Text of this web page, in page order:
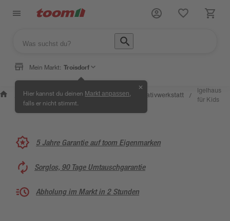
Mein Markt: Troisdorf
Hier kannst du deinen Markt anpassen
falls er nicht stimmt.
✕
Wissen &
Service
/
Selbermachen &
Ratgeber
/ Kreativwerkstatt /
Igelhaus
für Kids
5 Jahre Garantie auf toom Eigenmarken
Sorglos, 90 Tage Umtauschgarantie
Abholung im Markt in 2 Stunden